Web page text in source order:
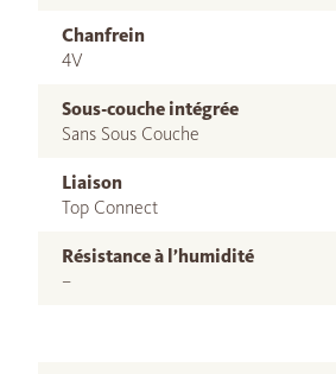
Chanfrein
4V
Sous-couche intégrée
Sans Sous Couche
Liaison
Top Connect
Résistance à l’humidité
–